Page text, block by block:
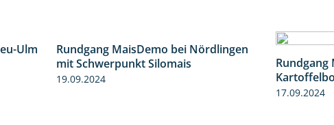
Ulm
Rundgang MaisDemo bei Nördlingen
mit Schwerpunkt Silomais
Rundgang
17.09.2024